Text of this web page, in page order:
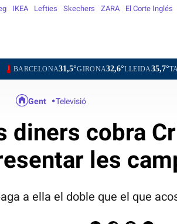
IKEA Lefties Skechers ZARA El Corte Inglés
31,5°GIRONA32,6°LLEIDA35,7°TARRAGONA
Gent Televisió
diners cobra
les
a ella el doble que el que